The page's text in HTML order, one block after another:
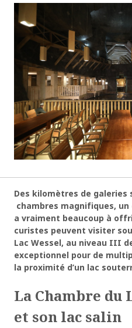
Des kilomètres de galeries
chambres magnifiques,
a vraiment beaucoup à
curistes peuvent visiter
Lac Wessel, au niveau III
exceptionnel pour de
la proximité d’un lac
La Chambre du
et son lac salin